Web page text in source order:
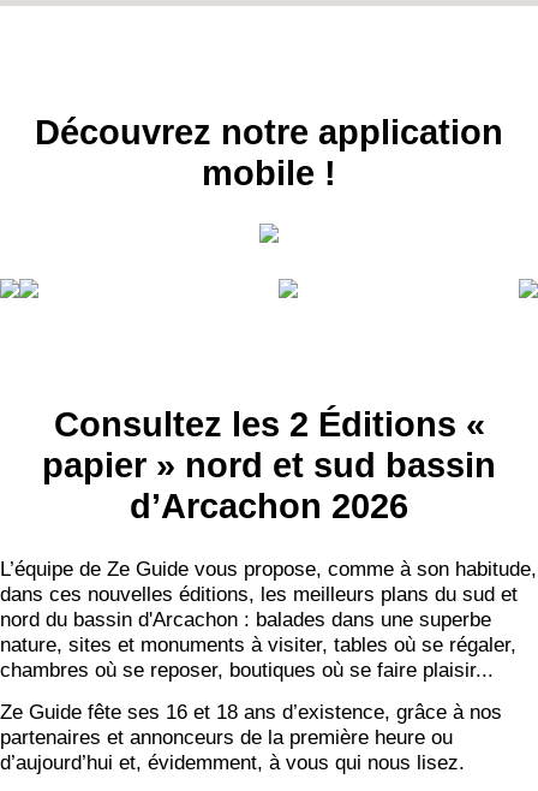
Découvrez notre application
mobile !
Consultez les 2 Éditions «
papier » nord et sud bassin
d’Arcachon 2026
L’équipe de Ze Guide vous propose, comme à son habitude,
dans ces nouvelles éditions, les meilleurs plans du sud et
nord du bassin d'Arcachon : balades dans une superbe
nature, sites et monuments à visiter, tables où se régaler,
chambres où se reposer, boutiques où se faire plaisir...
Ze Guide fête ses 16 et 18 ans d’existence, grâce à nos
partenaires et annonceurs de la première heure ou
d’aujourd’hui et, évidemment, à vous qui nous lisez.